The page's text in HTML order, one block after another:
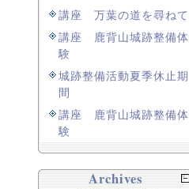
講座 万葉の道を尋ねて
講座 鹿背山城跡整備体
験
城跡整備活動夏季休止期
間
講座 鹿背山城跡整備体
験
Archives